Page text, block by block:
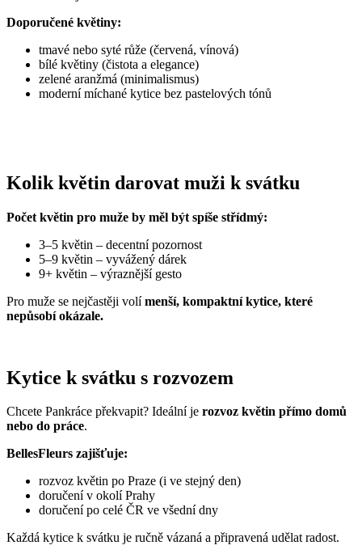
Doporučené květiny:
tmavé nebo syté růže (červená, vínová)
bílé květiny (čistota a elegance)
zelené aranžmá (minimalismus)
moderní míchané kytice bez pastelových tónů
Kolik květin darovat muži k svátku
Počet květin pro muže by měl být spíše střídmý:
3–5 květin – decentní pozornost
5–9 květin – vyvážený dárek
9+ květin – výraznější gesto
Pro muže se nejčastěji volímenší, kompaktní kytice, které
nepůsobí okázale.
Kytice k svátku s rozvozem
Chcete Pankráce překvapit? Ideální je rozvoz květin přímo domů
nebo do práce.
BellesFleurs zajišťuje:
rozvoz květin po Praze (i ve stejný den)
doručení v okolí Prahy
doručení po celé ČR ve všední dny
Každá kytice k svátku je ručně vázaná a připravená udělat radost.